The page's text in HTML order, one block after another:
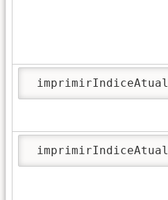
imprimirIndiceAtual
imprimirIndiceAtual